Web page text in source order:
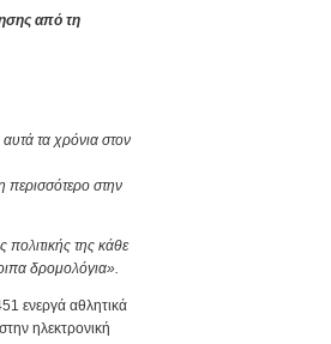
από τη
τα χρόνια στον
περισσότερο στην
πολιτικής της κάθε
δρομολόγια».
ενεργά αθλητικά
ηλεκτρονική